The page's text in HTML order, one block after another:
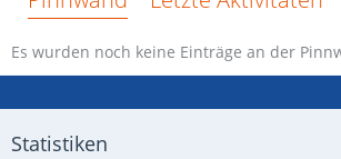
Es wurden noch keine Einträge an der
Statistiken